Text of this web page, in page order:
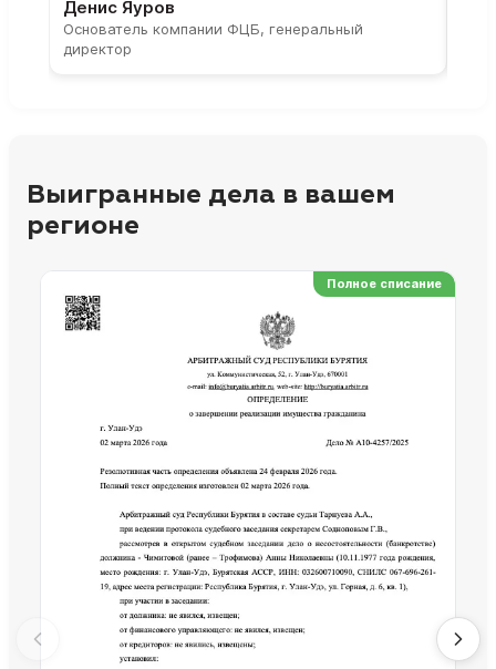
Денис Яуров
Основатель компании ФЦБ, генеральный
директор
Выигранные дела в вашем
регионе
Полное списание